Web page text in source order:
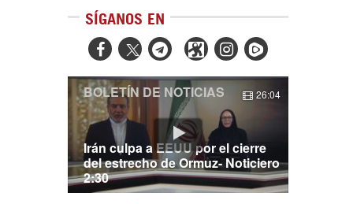
SÍGANOS EN
  
Irán culpa a EEUU por el cierre
del estrecho de Ormuz- Noticiero
2:30
BOLETÍN DE NOTICIAS 26:04